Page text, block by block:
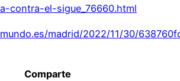
contra-el-sigue_76660.html
madrid/2022/11/30/
Comparte